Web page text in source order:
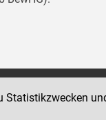
Impressum
Statistikzwecken